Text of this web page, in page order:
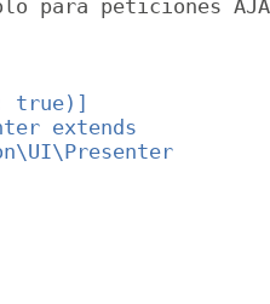
para peticiones
true)]
extends